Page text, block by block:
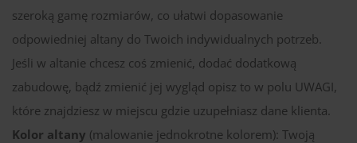
szeroką gamę rozmiarów, co ułatwi dopasowanie
odpowiedniej altany do Twoich indywidualnych potrzeb.
Jeśli w altanie chcesz coś zmienić, dodać dodatkową
zabudowę, bądź zmienić jej wygląd opisz to w polu UWAGI,
które znajdziesz w miejscu gdzie uzupełniasz dane klienta.
Kolor altany (malowanie jednokrotne kolorem): Twoją